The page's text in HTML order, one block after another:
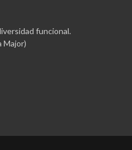
funcional.
Major)